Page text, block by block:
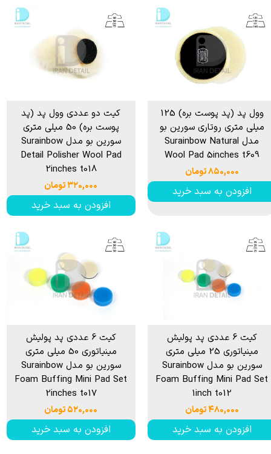
وول پد (پد پوست بره) 125
میلی متری روتاری سورین بو
مدل Surainbow Natural
Wool Pad 5inches t609
۸۵۰,۰۰۰ تومان
افزودن به سبد خرید
کیت دو عددی وول پد (پد
پوست بره) 50 میلی متری
سورین بو مدل Surainbow
Detail Polisher Wool Pad
2inches t018
۳۲۰,۰۰۰ تومان
افزودن به سبد خرید
کیت 6 عددی پد پولیش
مینیاتوری 25 میلی متری
سورین بو مدل Surainbow
Foam Buffing Mini Pad Set
1inch t012
۴۸۰,۰۰۰ تومان
افزودن به سبد خرید
کیت 6 عددی پد پولیش
مینیاتوری 50 میلی متری
سورین بو مدل Surainbow
Foam Buffing Mini Pad Set
2inches t017
۵۲۰,۰۰۰ تومان
افزودن به سبد خرید